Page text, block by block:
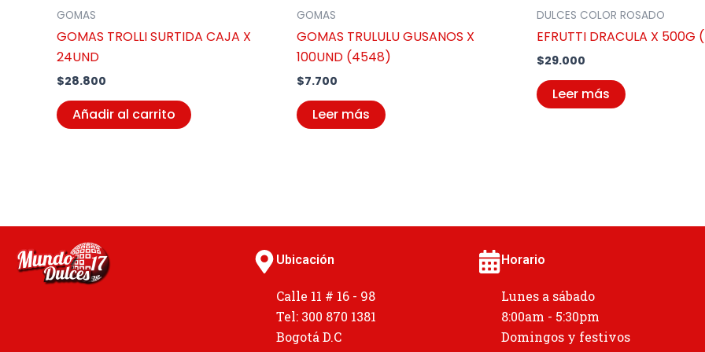
GOMAS
GOMAS TROLLI SURTIDA CAJA X
24UND
$28.800
Añadir al carrito
GOMAS
GOMAS TRULULU GUSANOS X
100UND (4548)
$7.700
Leer más
DULCES COLOR ROSADO
EFRUTTI DRACULA X 500G
$29.000
Leer más
Ubicación
Calle 11 # 16 - 98
Tel: 300 870 1381
Bogotá D.C
Horario
Lunes a sábado
8:00am - 5:30pm
Domingos y festivos